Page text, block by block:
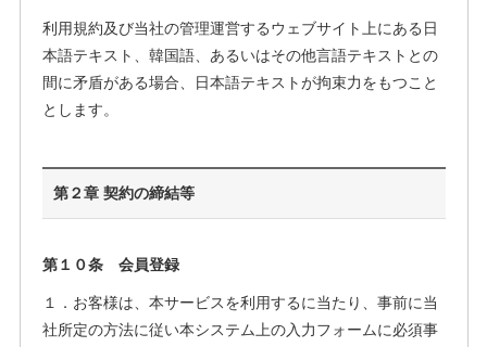
利用規約及び当社の管理運営するウェブサイト上にある日
本語テキスト、韓国語、あるいはその他言語テキストとの
間に矛盾がある場合、日本語テキストが拘束力をもつこと
とします。
第２章 契約の締結等
第１０条 会員登録
１．お客様は、本サービスを利用するに当たり、事前に当
社所定の方法に従い本システム上の入力フォームに必須事